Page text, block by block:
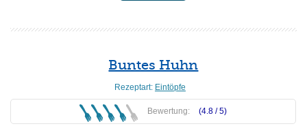
Buntes Huhn
Rezeptart: Eintöpfe
Bewertung: (4.8 /5)